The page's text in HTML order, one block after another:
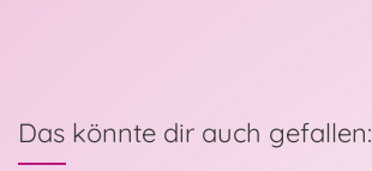
Das könnte dir auch gefallen: